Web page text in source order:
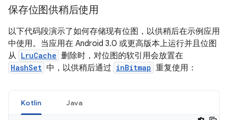
保存位图供稍后使用
以下代码段演示了如何存储现有位图，以供稍后在示例应用
中使用。当应用在 Android 3.0 或更高版本上运行并且位图
从 LruCache 删除时，对位图的软引用会放置在
HashSet 中，以供稍后通过 inBitmap 重复使用：
Kotlin Java